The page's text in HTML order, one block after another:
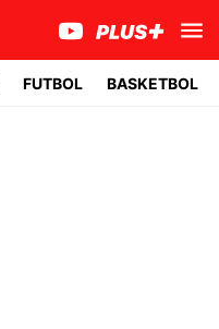
FUTBOL BASKETBOL